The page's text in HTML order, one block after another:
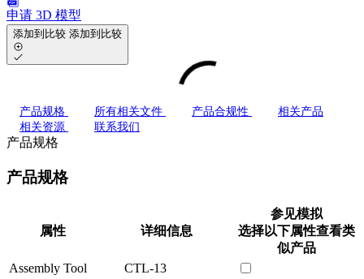
申请 3D 模型
添加到比较 添加到比较
产品规格 所有相关文件 产品合规性
相关产品
相关资源
联系我们
产品规格
产品规格
属性 详细信息
参见模拟
选择以下属性查看类
似产品
Assembly Tool
CTL-13